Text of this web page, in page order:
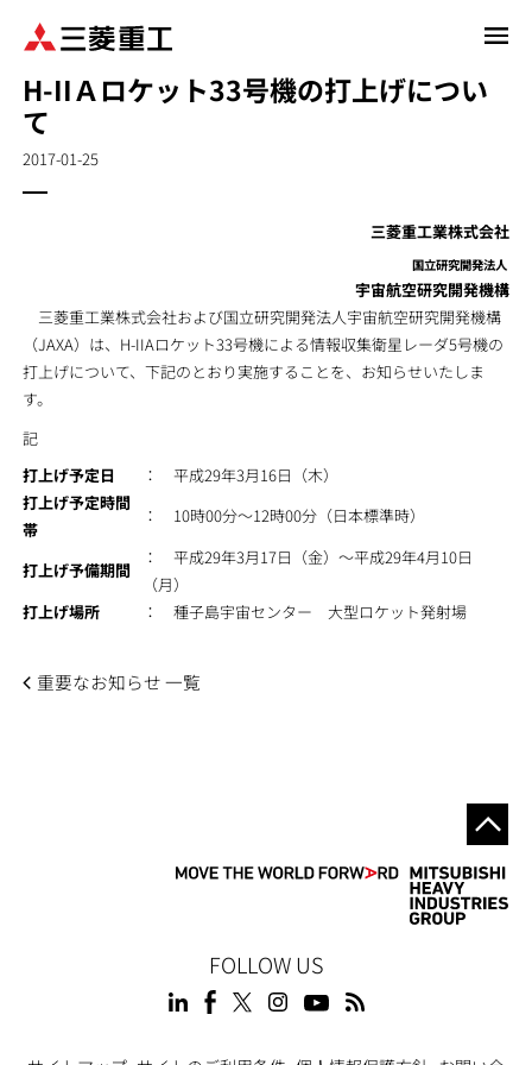
H-IIＡロケット33号機の打上げについ
て
2017-01-25
三菱重工業株式会社
国立研究開発法人
宇宙航空研究開発機構
三菱重工業株式会社および国立研究開発法人宇宙航空研究開発機構
（JAXA）は、H-IIAロケット33号機による情報収集衛星レーダ5号機の
打上げについて、下記のとおり実施することを、お知らせいたしま
す。
記
打上げ予定日
： 平成29年3月16日（木）
打上げ予定時間
帯
： 10時00分～12時00分（日本標準時）
打上げ予備期間
： 平成29年3月17日（金）～平成29年4月10日
（月）
打上げ場所
： 種子島宇宙センター 大型ロケット発射場
重要なお知らせ 一覧
FOLLOW US